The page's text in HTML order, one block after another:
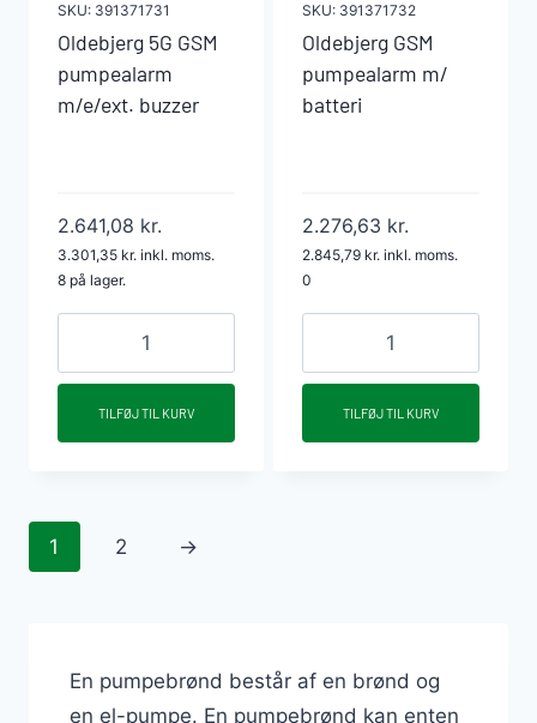
SKU: 391371731
Oldebjerg 5G GSM
pumpealarm
m/e/ext. buzzer
2.641,08 kr.
3.301,35 kr. inkl. moms.
8 på lager.
Oldebjerg
pumpealarm
TILFØJ TIL KURV
SKU: 391371732
Oldebjerg GSM
pumpealarm m/
batteri
2.276,63 kr.
2.845,79 kr. inkl. moms.
0
Oldebjerg
m/
TILFØJ TIL KURV
1 2 →
En pumpebrønd består af en brønd og
en el-pumpe. En pumpebrønd kan enten